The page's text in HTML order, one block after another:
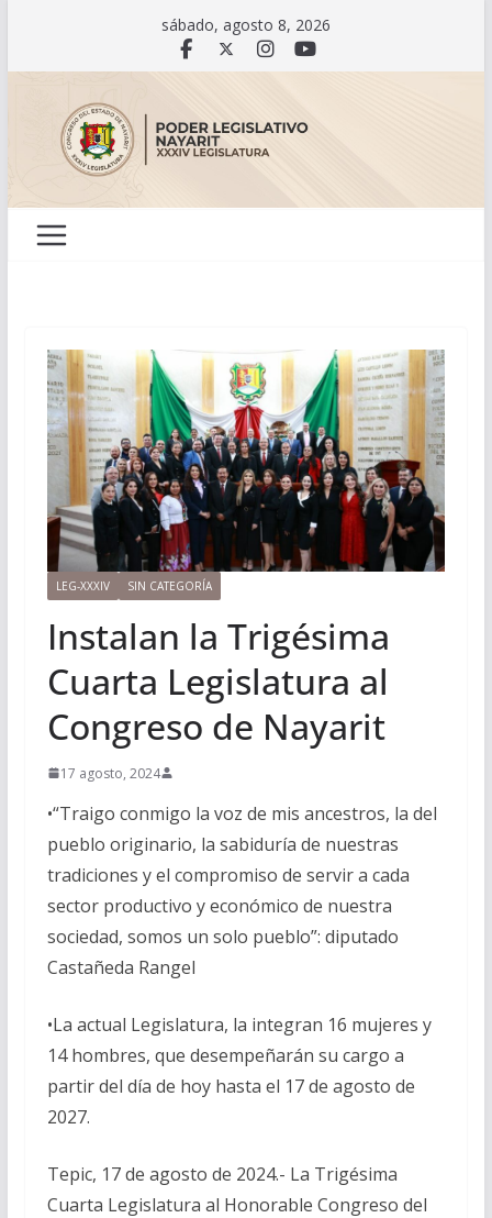
contenido
sábado, agosto 8, 2026
LEG-XXXIV SIN CATEGORÍA
Instalan la Trigésima
Cuarta Legislatura al
Congreso de Nayarit
17 agosto, 2024
•“Traigo conmigo la voz de mis ancestros, la del
pueblo originario, la sabiduría de nuestras
tradiciones y el compromiso de servir a cada
sector productivo y económico de nuestra
sociedad, somos un solo pueblo”: diputado
Castañeda Rangel
•La actual Legislatura, la integran 16 mujeres y
14 hombres, que desempeñarán su cargo a
partir del día de hoy hasta el 17 de agosto de
2027.
Tepic, 17 de agosto de 2024.- La Trigésima
Cuarta Legislatura al Honorable Congreso del